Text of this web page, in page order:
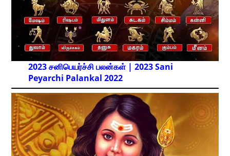
2023 சனிபெயர்ச்சி பலன்கள் | 2023 Sani
Peyarchi Palankal 2022